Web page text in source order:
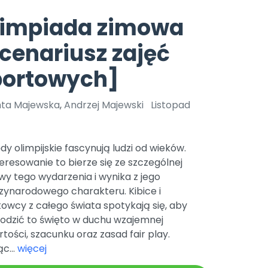
Archiwalne numery
Pomoc
Nowości
Zapowiedzi
Polecamy
Promocje
czerwca 2024 r. uzyskała
r. Nr decyzji:
Online.
Bliżej Pieska
Pomoc zwierzętom
Książka (dla) Przedszkolaka
Promowanie czytelnictwa
TikTok
Zobacz nas na TikToku
YouTube
zimowa
zajęć
Majewska,Andrzej Majewski
Listopad
olimpijskie fascynują ludzi od wieków.
to bierze się ze szczególnej
tego wydarzenia i wynika z jego
charakteru. Kibice i
z całego świata spotykają się, aby
to święto w duchu wzajemnej
szacunku oraz zasad fair play.
więcej